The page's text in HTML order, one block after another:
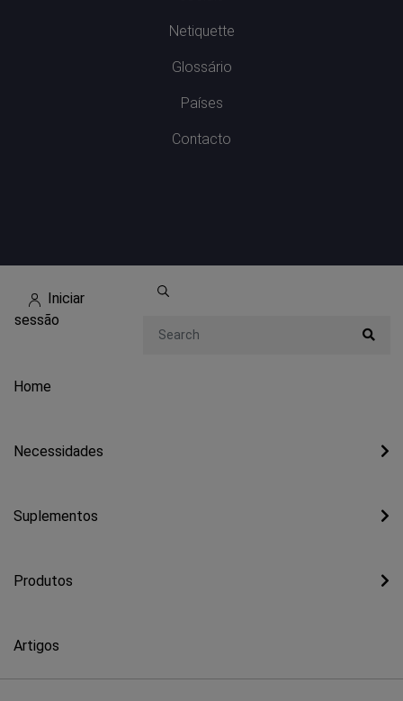
Netiquette
Glossário
Países
Contacto
Iniciar
sessão
Home
Necessidades
Suplementos
Produtos
Artigos